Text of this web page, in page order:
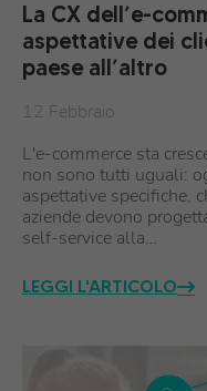
La CX dell’e-
aspettative dei
paese all’altro
12 Febbraio
L'e-commerce sta
non sono tutti uguali:
aspettative specifiche,
aziende devono
self-service alla…
LEGGI L'ARTICOLO